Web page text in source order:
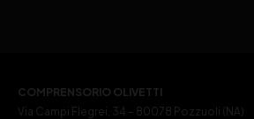
COMPRENSORIO OLIVETTI
Via Campi Flegrei, 34 – 80078 Pozzuoli (NA)